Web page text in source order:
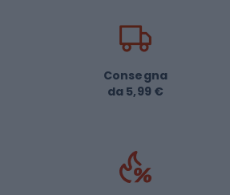
Helly Hansen
Twins Special
Consegna
da 5,99 €